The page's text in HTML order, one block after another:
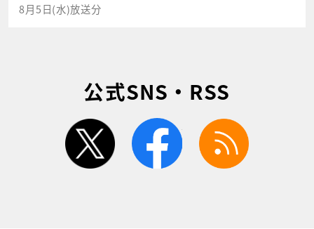
8月5日(水)放送分
公式SNS・RSS
twitter facebook